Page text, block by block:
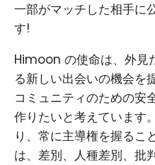
一部がマッチした相手に
す!
Himoon の使命は、外見
る新しい出会いの機会を
コミュニティのための安
作りたいと考えています
り、常に主導権を握る
は、差別、人種差別、批